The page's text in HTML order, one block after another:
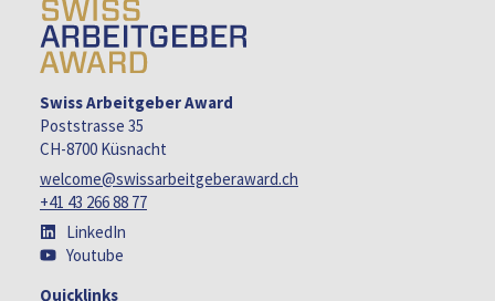
Swiss Arbeitgeber Award
Poststrasse 35
CH-8700 Küsnacht
welcome@swissarbeitgeberaward.ch
+41 43 266 88 77
LinkedIn
Youtube
Quicklinks